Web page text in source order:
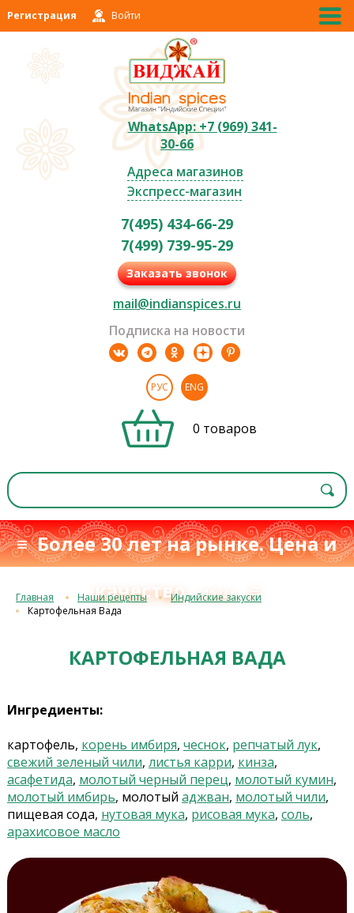
Регистрация Войти
WhatsApp: +7 (969) 341-
30-66
Адреса магазинов
Экспресс-магазин
7(495) 434-66-29
7(499) 739-95-29
Заказать звонок
mail@indianspices.ru
Подписка на новости
РУС ENG
0 товаров
≡ Более 30 лет на рынке. Цена и
качествос 1993 г.≡
Главная Наши рецепты
Индийские закуски
Картофельная Вада
КАРТОФЕЛЬНАЯ ВАДА
Ингредиенты:
картофель, корень имбиря, чеснок, репчатый лук,
свежий зеленый чили, листья карри, кинза,
асафетида, молотый черный перец, молотый кумин,
молотый имбирь, молотый аджван, молотый чили,
пищевая сода, нутовая мука, рисовая мука, соль,
арахисовое масло